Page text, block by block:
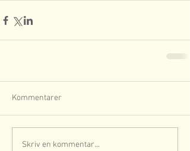
Kommentarer
Skriv en kommentar...